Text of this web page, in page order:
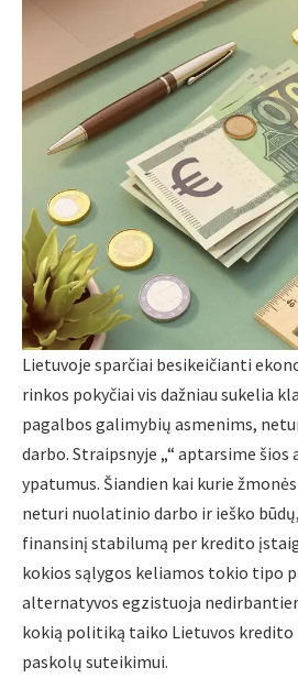
Lietuvoje sparčiai besikeičianti
rinkos pokyčiai vis dažniau sukelia
pagalbos galimybių asmenims,
darbo. Straipsnyje „“ aptarsime
ypatumus. Šiandien kai kurie
neturi nuolatinio darbo ir ieško
finansinį stabilumą per kredito
kokios sąlygos keliamos tokio tipo
alternatyvos egzistuoja
kokią politiką taiko Lietuvos
paskolų suteikimui.